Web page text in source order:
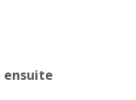
ensuite